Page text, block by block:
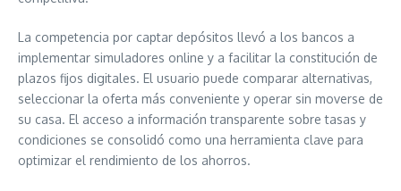
La competencia por captar depósitos llevó a los bancos a
implementar simuladores online y a facilitar la constitución de
plazos fijos digitales. El usuario puede comparar alternativas,
seleccionar la oferta más conveniente y operar sin moverse de
su casa. El acceso a información transparente sobre tasas y
condiciones se consolidó como una herramienta clave para
optimizar el rendimiento de los ahorros.